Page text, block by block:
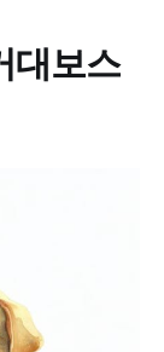
대보스